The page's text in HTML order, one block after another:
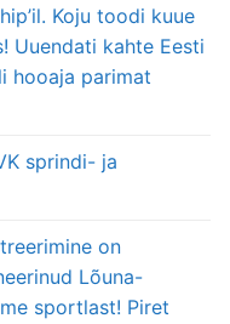
Koju toodi kuue
Uuendati kahte Eesti
hooaja parimat
sprindi- ja
on
Lõuna-
sportlast! Piret